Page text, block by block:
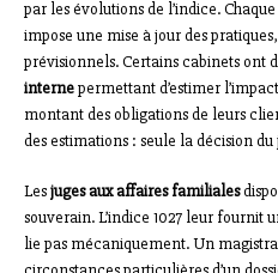
par les évolutions de l’indice.
impose une mise à jour des
prévisionnels. Certains cabinets ont
internepermettant d’estimer
montant des obligations de leurs
des estimations : seule la décision
Lesjuges aux affaires familiales
souverain. L’indice 1027 leur fournit
lie pas mécaniquement. Un